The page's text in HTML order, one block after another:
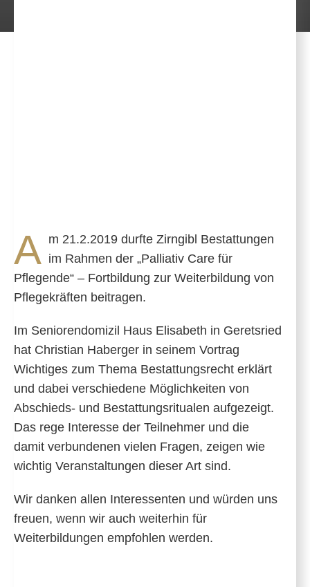
A m 21.2.2019 durfte Zirngibl Bestattungen
im Rahmen der „Palliativ Care für
Pflegende“ – Fortbildung zur Weiterbildung von
Pflegekräften beitragen.
Im Seniorendomizil Haus Elisabeth in Geretsried
hat Christian Haberger in seinem Vortrag
Wichtiges zum Thema Bestattungsrecht erklärt
und dabei verschiedene Möglichkeiten von
Abschieds- und Bestattungsritualen aufgezeigt.
Das rege Interesse der Teilnehmer und die
damit verbundenen vielen Fragen, zeigen wie
wichtig Veranstaltungen dieser Art sind.
Wir danken allen Interessenten und würden uns
freuen, wenn wir auch weiterhin für
Weiterbildungen empfohlen werden.